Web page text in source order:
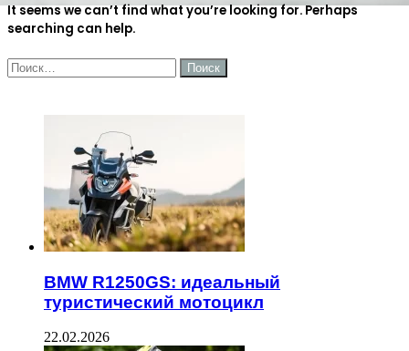
It seems we can’t find what you’re looking for. Perhaps
searching can help.
Найти:
BMW R1250GS: идеальный
туристический мотоцикл
22.02.2026